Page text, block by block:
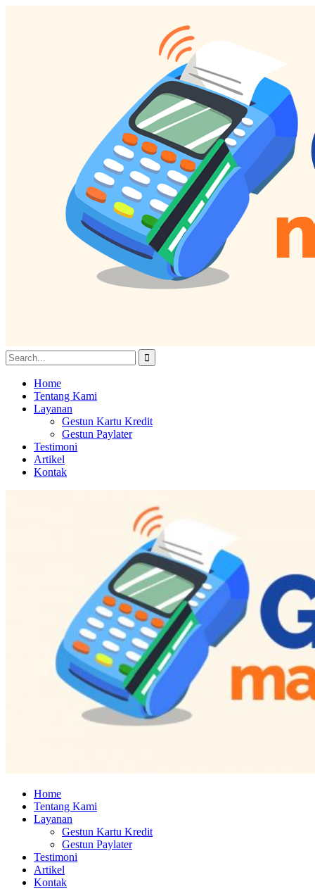
Home
Tentang Kami
Layanan
Gestun Kartu Kredit
Gestun Paylater
Testimoni
Artikel
Kontak
Home
Tentang Kami
Layanan
Gestun Kartu Kredit
Gestun Paylater
Testimoni
Artikel
Kontak